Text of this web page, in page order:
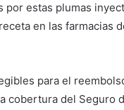
por estas plumas
en las farmacias
para el
cobertura del Seguro